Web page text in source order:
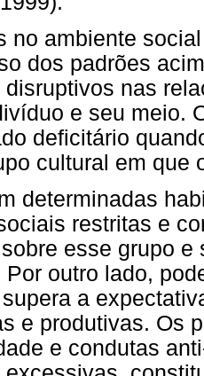
no ambiente
dos padrões
disruptivos nas
e seu meio.
deficitário
cultural em que
determinadas
restritas e
esse grupo
outro lado,
a
e produtivas. Os
e condutas